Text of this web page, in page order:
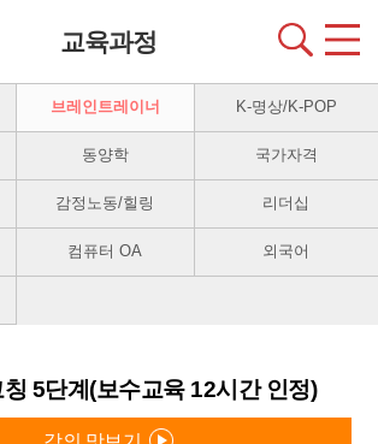
교육과정
브레인트레이너 K-명상/K-POP
동양학 국가자격
감정노동/힐링 리더십
컴퓨터 OA 외국어
5단계(보수교육 12시간 인정)